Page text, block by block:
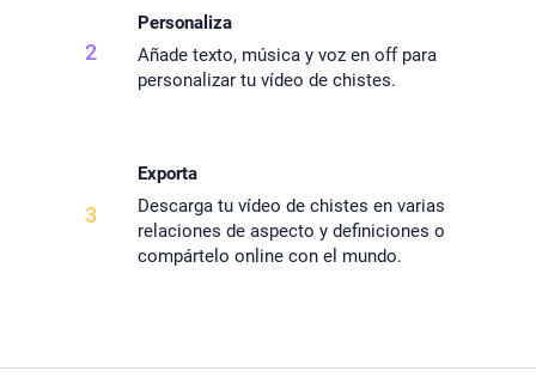
2
Personaliza
Añade texto, música y voz en off para
personalizar tu vídeo de chistes.
3
Exporta
Descarga tu vídeo de chistes en varias
relaciones de aspecto y definiciones o
compártelo online con el mundo.